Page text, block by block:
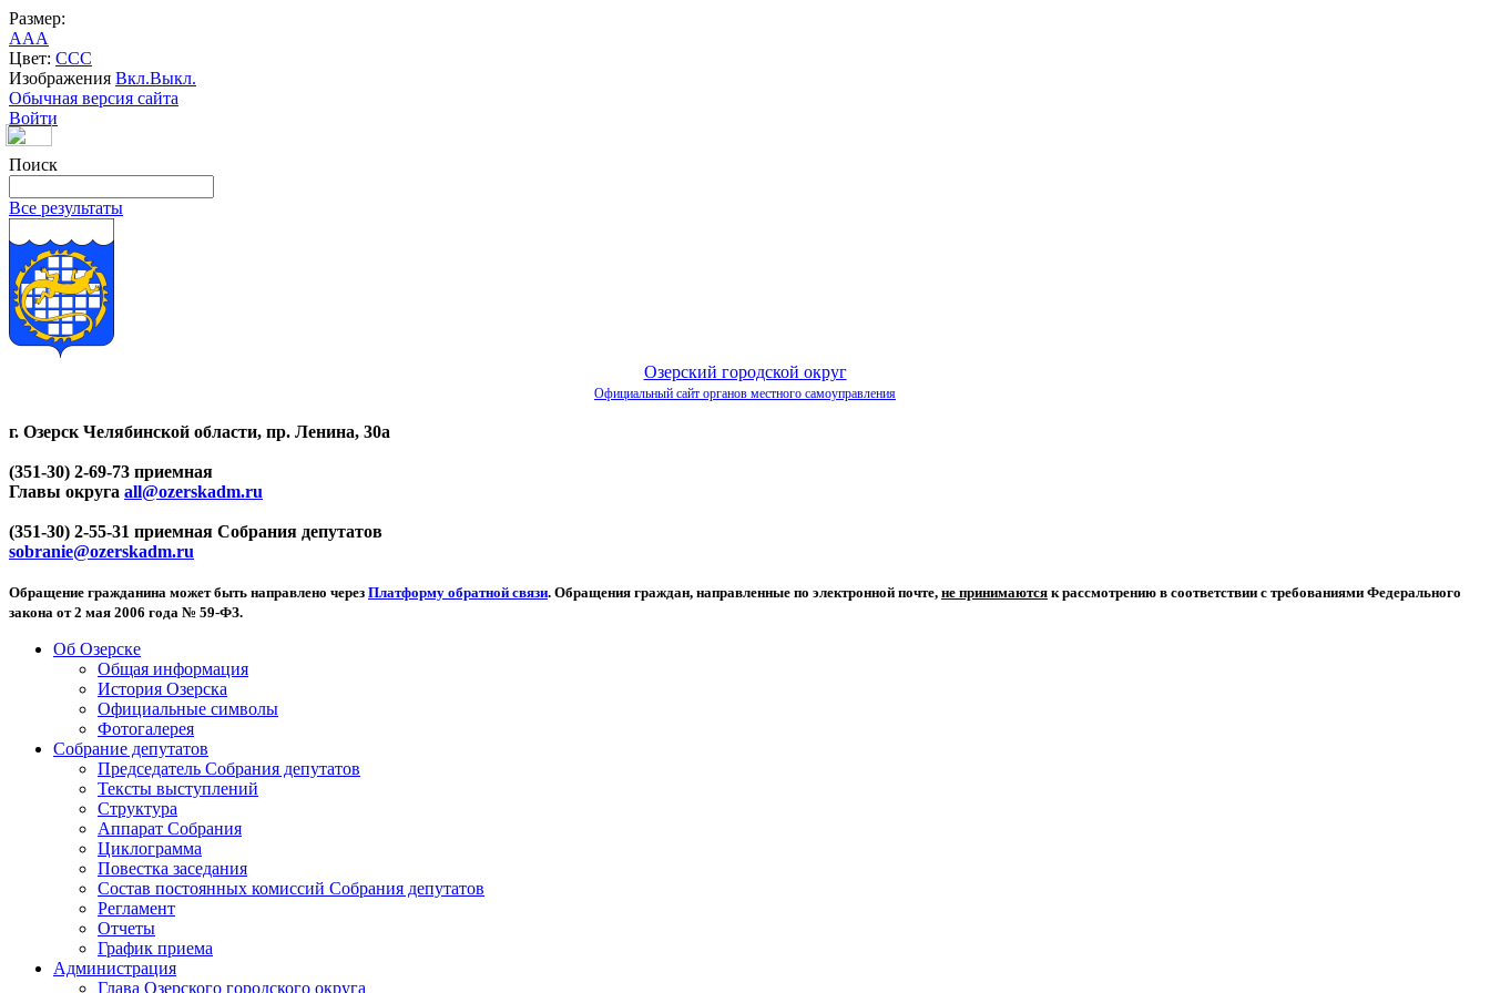
Размер:
AAA
Цвет: CCC
Изображения Вкл.Выкл.
Обычная версия сайта
Войти
Поиск
Все результаты
Озерский городской округ
Официальный сайт органов местного самоуправления
г. Озерск Челябинской области, пр. Ленина, 30а
(351-30) 2-69-73 приемная
Главы округа all@ozerskadm.ru
(351-30) 2-55-31 приемная Собрания депутатов
sobranie@ozerskadm.ru
Обращение гражданина может быть направлено через Платформу обратной связи. Обращения граждан, направленные по электронной почте, не принимаются к рассмотрению в соответствии с требованиями Федерального
закона от 2 мая 2006 года № 59-ФЗ.
Об Озерске
Общая информация
История Озерска
Официальные символы
Фотогалерея
Собрание депутатов
Председатель Собрания депутатов
Тексты выступлений
Структура
Аппарат Собрания
Циклограмма
Повестка заседания
Состав постоянных комиссий Собрания депутатов
Регламент
Отчеты
График приема
Администрация
Глава Озерского городского округа